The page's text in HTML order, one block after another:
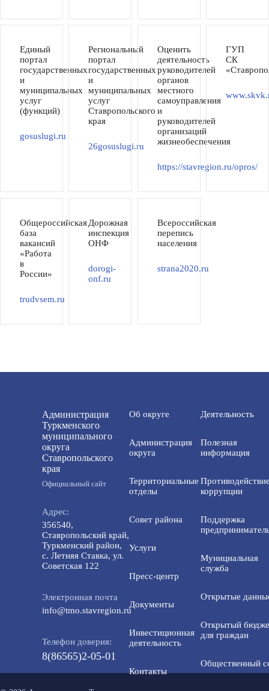
Единый
портал
государственных
и
муниципальных
услуг
(функций)
gosuslugi.ru
Региональный
портал
государственных
и
муниципальных
услуг
Ставропольского
края
26gosuslugi.ru
Оценить
деятельность
руководителей
органов
местного
самоуправления
и
руководителей
организаций
жизнеобеспечения
https://stavregion.ru/opros/
ГУП
СК
Общероссийская
база
вакансий
«Работа
в
России»
trudvsem.ru
Дорожная
инспекция
ОНФ
dorogi-
onf.ru
Всероссийская
перепись
населения
strana2020.ru
Администрация
Туркменского
муниципального
округа
Ставропольского
края
Официальный сайт
Адрес:
356540,
Ставропольский край,
Туркменский район,
с. Летняя Ставка, ул.
Советская 122
Электронная почта
info@tmo.stavregion.ru
Телефон доверия:
8(86565)2-05-01
Об округе
Администрация
округа
Территориальные
отделы
Совет района
Услуги
Пресс-центр
Документы
Инвестиционная
деятельность
Контакты
Деятельность
Полезная
информация
коррупции
Поддержка
Мунициальная
служба
Открытые
Открытый
для граждан
Общественный